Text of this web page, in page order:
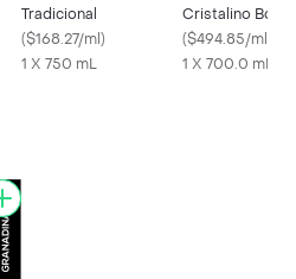
Tradicional
($168.27/ml)
1 X 750 mL
Cristalino
($494.85/ml
1 X 700.0 mL